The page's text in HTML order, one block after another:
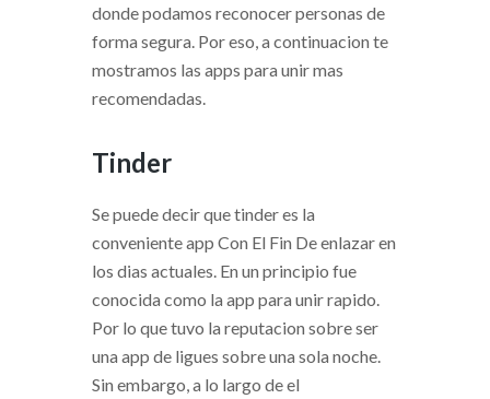
donde podamos reconocer personas de
forma segura. Por eso, a continuacion te
mostramos las apps para unir mas
recomendadas.
Tinder
Se puede decir que tinder es la
conveniente app Con El Fin De enlazar en
los dias actuales. En un principio fue
conocida como la app para unir rapido.
Por lo que tuvo la reputacion sobre ser
una app de ligues sobre una sola noche.
Sin embargo, a lo largo de el